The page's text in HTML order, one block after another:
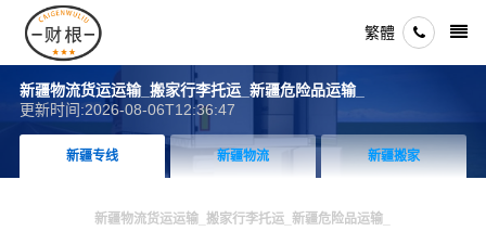
繁體
新疆物流货运运输_搬家行李托运_新疆危险品运输_
更新时间:2026-08-06T12:36:47
新疆专线 新疆物流 新疆搬家
新疆物流货运运输_搬家行李托运_新疆危险品运输_